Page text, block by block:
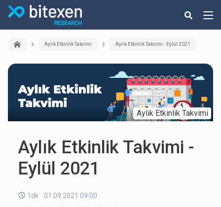
Aylık Etkinlik Takvimi Aylık Etkinlik Takvimi - Eylül 2021
Aylık Etkinlik Takvimi
Aylık Etkinlik Takvimi -
Eylül 2021
1dk 01.09.2021 09:00